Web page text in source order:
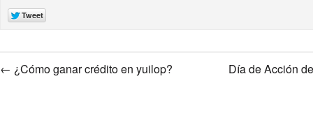
← ¿Cómo ganar crédito en yuilop? Día de Acción